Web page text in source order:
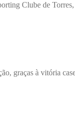
Clube de Torres,
graças à vitória